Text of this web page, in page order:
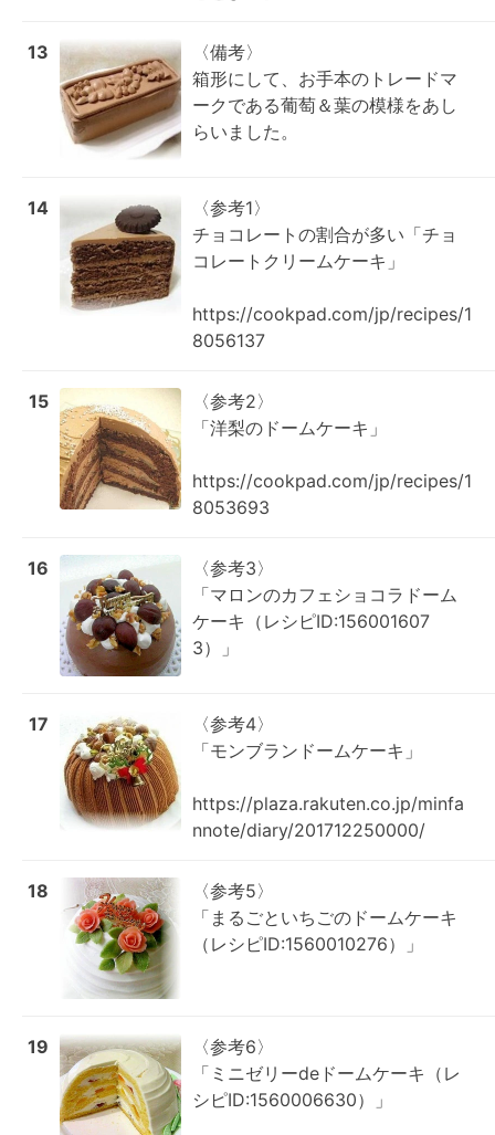
13
〈備考〉
箱形にして、お手本のトレードマ
ークである葡萄＆葉の模様をあし
らいました。
14
〈参考1〉
チョコレートの割合が多い「チョ
コレートクリームケーキ」
https://cookpad.com/jp/recipes/1
8056137
15
〈参考2〉
「洋梨のドームケーキ」
https://cookpad.com/jp/recipes/1
8053693
16
〈参考3〉
「マロンのカフェショコラドーム
ケーキ（レシピID:156001607
3）」
17
〈参考4〉
「モンブランドームケーキ」
https://plaza.rakuten.co.jp/minfa
nnote/diary/201712250000/
18
〈参考5〉
「まるごといちごのドームケーキ
（レシピID:1560010276）」
19
〈参考6〉
「ミニゼリーdeドームケーキ（レ
シピID:1560006630）」